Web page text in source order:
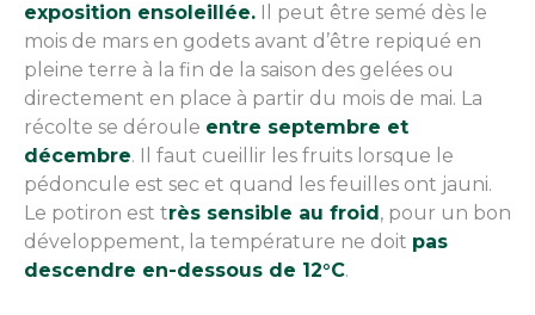
exposition ensoleillée. Il peut être semé dès le
mois de mars en godets avant d’être repiqué en
pleine terre à la fin de la saison des gelées ou
directement en place à partir du mois de mai. La
récolte se déroule entre septembre et
décembre. Il faut cueillir les fruits lorsque le
pédoncule est sec et quand les feuilles ont jauni.
Le potiron est très sensible au froid , pour un bon
développement, la température ne doit pas
descendre en-dessous de 12°C.